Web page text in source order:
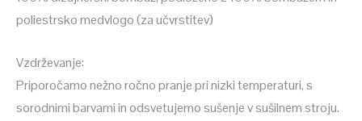
poliestrsko medvlogo (za učvrstitev)
Vzdrževanje:
Priporočamo nežno ročno pranje pri nizki temperaturi, s
sorodnimi barvami in odsvetujemo sušenje v sušilnem stroju.